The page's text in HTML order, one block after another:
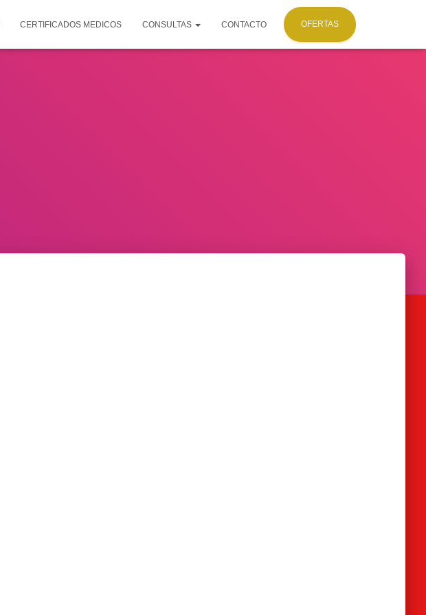
CERTIFICADOS MEDICOS CONSULTAS CONTACTO OFERTAS